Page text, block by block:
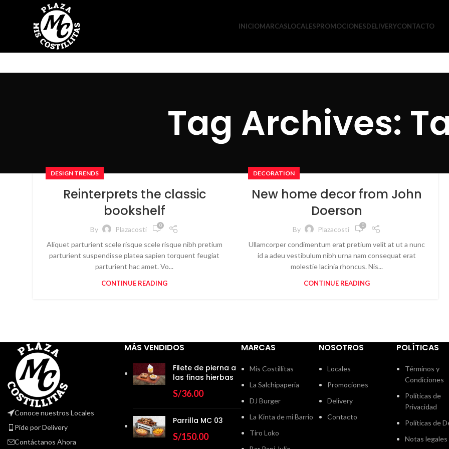
INICIOMARCASLOCALESPROMOCIONESDELIVERYCONTACTO
Tag Archives:
DESIGN TRENDS
Reinterprets the classic
bookshelf
By Plazacosti 0
Aliquet parturient scele risque scele risque nibh pretium
parturient suspendisse platea sapien torquent feugiat
parturient hac amet. Vo...
CONTINUE READING
DECORATION
New home decor from John
Doerson
By Plazacosti 0
Ullamcorper condimentum erat pretium velit at ut a nunc
id a adeu vestibulum nibh urna nam consequat erat
molestie lacinia rhoncus. Nis...
CONTINUE READING
Conoce nuestros Locales
Pide por Delivery
Contáctanos Ahora
MÁS VENDIDOS
Filete de pierna a
las finas hierbas
S/36.00
Parrilla MC 03
S/150.00
MARCAS
Mis Costillitas
La Salchipaperia
DJ Burger
La Kinta de mi Barrio
Tiro Loko
NOSOTROS
Locales
Promociones
Delivery
Contacto
POLÍTICAS
Términos y
Condiciones
Políticas de
Privacidad
Políticas de
Notas legales